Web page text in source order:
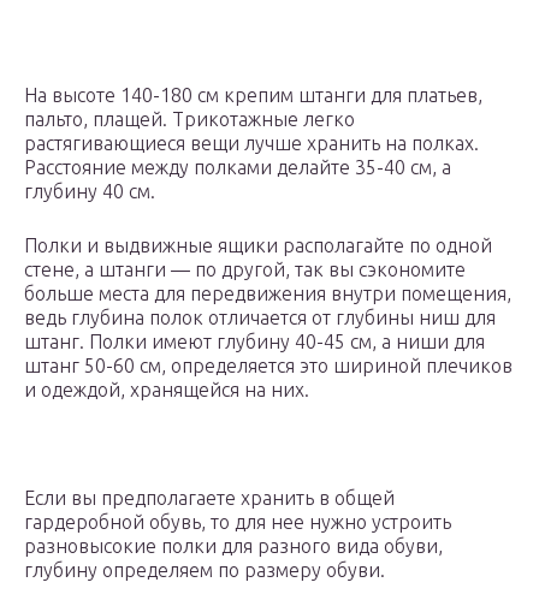
На высоте 140-180 см крепим штанги для платьев,
пальто, плащей. Трикотажные легко
растягивающиеся вещи лучше хранить на полках.
Расстояние между полками делайте 35-40 см, а
глубину 40 см.
Полки и выдвижные ящики располагайте по одной
стене, а штанги — по другой, так вы сэкономите
больше места для передвижения внутри помещения,
ведь глубина полок отличается от глубины ниш для
штанг. Полки имеют глубину 40-45 см, а ниши для
штанг 50-60 см, определяется это шириной плечиков
и одеждой, хранящейся на них.
Если вы предполагаете хранить в общей
гардеробной обувь, то для нее нужно устроить
разновысокие полки для разного вида обуви,
глубину определяем по размеру обуви.